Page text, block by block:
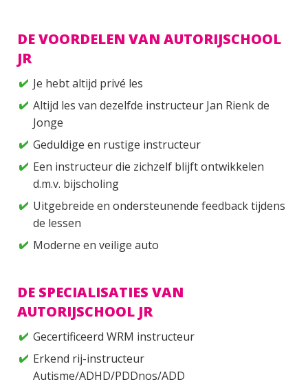
DE VOORDELEN VAN AUTORIJSCHOOL
JR
Je hebt altijd privé les
Altijd les van dezelfde instructeur Jan Rienk de
Jonge
Geduldige en rustige instructeur
Een instructeur die zichzelf blijft ontwikkelen
d.m.v. bijscholing
Uitgebreide en ondersteunende feedback tijdens
de lessen
Moderne en veilige auto
DE SPECIALISATIES VAN
AUTORIJSCHOOL JR
Gecertificeerd WRM instructeur
Erkend rij-instructeur
Autisme/ADHD/PDDnos/ADD